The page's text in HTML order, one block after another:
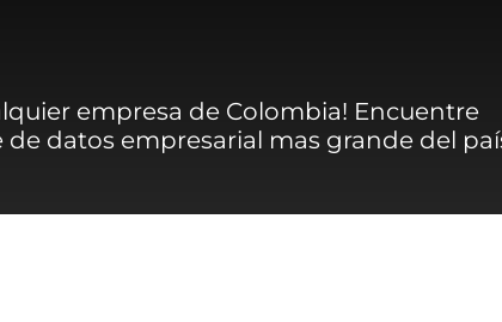
empresa de Colombia! Encuentre
de datos empresarial mas grande del